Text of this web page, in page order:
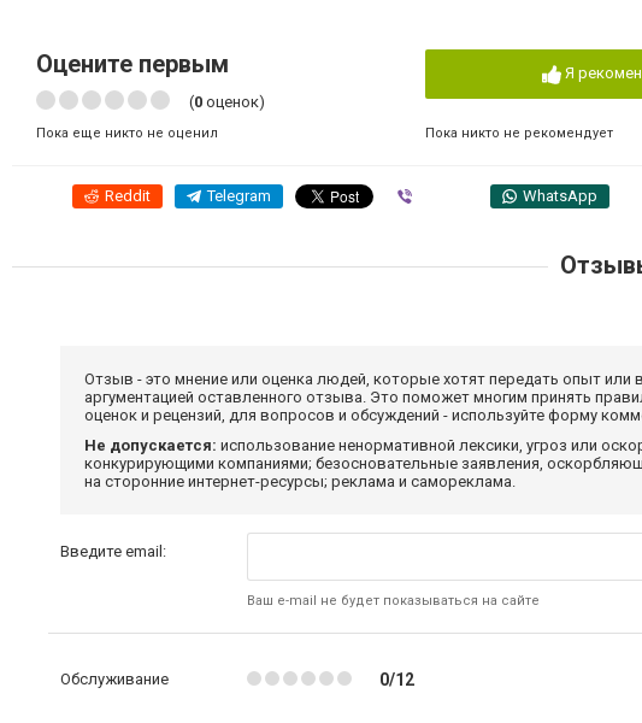
Оцените первым
(0 оценок)
Пока еще никто не оценил
Я
Пока никто не рекомендует
Reddit Telegram WhatsApp
Отзыв - это мнение или оценка людей, которые хотят передать опыт или
аргументацией оставленного отзыва. Это поможет многим принять
оценок и рецензий, для вопросов и обсуждений - используйте форму
Не допускается: использование ненормативной лексики, угроз или
конкурирующими компаниями; безосновательные заявления,
на сторонние интернет-ресурсы; реклама и самореклама.
Введите email:
Ваш e-mail не будет показываться на сайте
Обслуживание 0/12